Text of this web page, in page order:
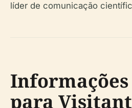
líder de comunicação
para